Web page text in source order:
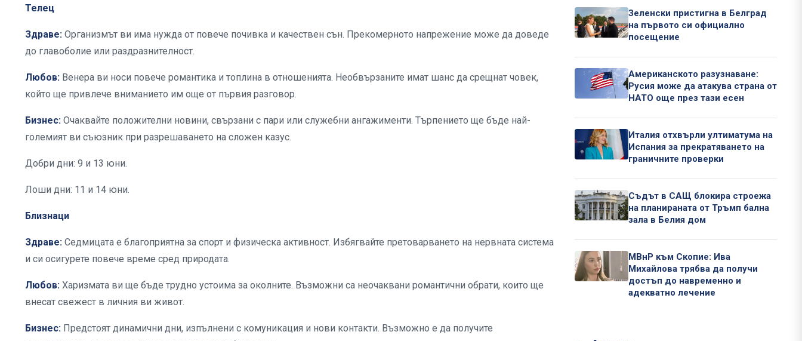
Телец
Здраве: Организмът ви има нужда от повече почивка и качествен сън. Прекомерното напрежение може да доведе
до главоболие или раздразнителност.
Любов: Венера ви носи повече романтика и топлина в отношенията. Необвързаните имат шанс да срещнат човек,
който ще привлече вниманието им още от първия разговор.
Бизнес: Очаквайте положителни новини, свързани с пари или служебни ангажименти. Търпението ще бъде най-
големият ви съюзник при разрешаването на сложен казус.
Добри дни: 9 и 13 юни.
Лоши дни: 11 и 14 юни.
Близнаци
Здраве: Седмицата е благоприятна за спорт и физическа активност. Избягвайте претоварването на нервната система
и си осигурете повече време сред природата.
Любов: Харизмата ви ще бъде трудно устоима за околните. Възможни са неочаквани романтични обрати, които ще
внесат свежест в личния ви живот.
Бизнес: Предстоят динамични дни, изпълнени с комуникация и нови контакти. Възможно е да получите
Зеленски пристигна в Белград
на първото си официално
посещение
Американското разузнаване:
Русия може да атакува страна от
НАТО още през тази есен
Италия отхвърли ултиматума на
Испания за прекратяването на
граничните проверки
Съдът в САЩ блокира строежа
на планираната от Тръмп бална
зала в Белия дом
МВнР към Скопие: Ива
Михайлова трябва да получи
достъп до навременно и
адекватно лечение